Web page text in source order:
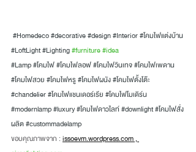
#Homedeco#decorative#design#Interior#โคมไฟแต่งบ้าน
#LoftLight#Lighting#furniture#idea
#Lamp #โคมไฟ#โคมไฟลอฟ#โคมไฟวินเทจ#โคมไฟเพดาน
#โคมไฟสวย #โคมไฟหรู#โคมไฟผนัง#โคมไฟตั้งโต๊ะ
#chandelier#โคมไฟแชนเดอร์เรีย #โคมไฟโมเดิร์น
#modernlamp#luxury#โคมไฟดาวไลท์#downlight#โคมไฟสั่ง
ผลิต #custommadelamp
ขอบคุณภาพจาก : issoevm.wordpress.com ,